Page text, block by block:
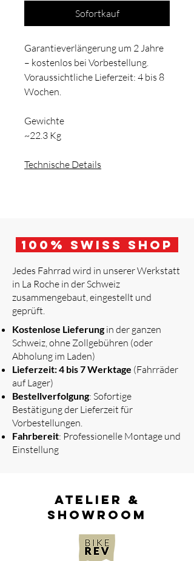
Sofortkauf
Garantieverlängerung um 2 Jahre
– kostenlos bei Vorbestellung.
Voraussichtliche Lieferzeit: 4 bis 8
Wochen.
Gewichte
~22.3 Kg
Technische Details
100 % Swiss Shop
Jedes Fahrrad wird in unserer Werkstatt
in La Roche in der Schweiz
zusammengebaut, eingestellt und
geprüft.
​
Kostenlose Lieferungin der ganzen
Schweiz, ohne Zollgebühren (oder
Abholung im Laden)
Lieferzeit: 4 bis 7 Werktage (Fahrräder
auf Lager)
Bestellverfolgung: Sofortige
Bestätigung der Lieferzeit für
Vorbestellungen.
Fahrbereit: Professionelle Montage und
Einstellung
atelier &
showroom